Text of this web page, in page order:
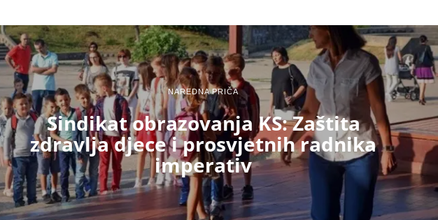
NAREDNA PRIČA
Sindikat obrazovanja KS: Zaštita
zdravlja djece i prosvjetnih radnika
imperativ